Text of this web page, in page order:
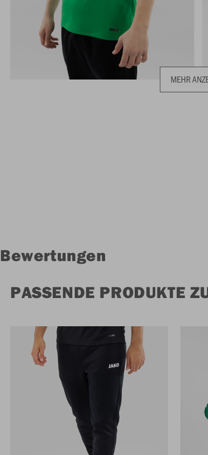
MEHR
Bewertungen
PASSENDE PRODUKTE